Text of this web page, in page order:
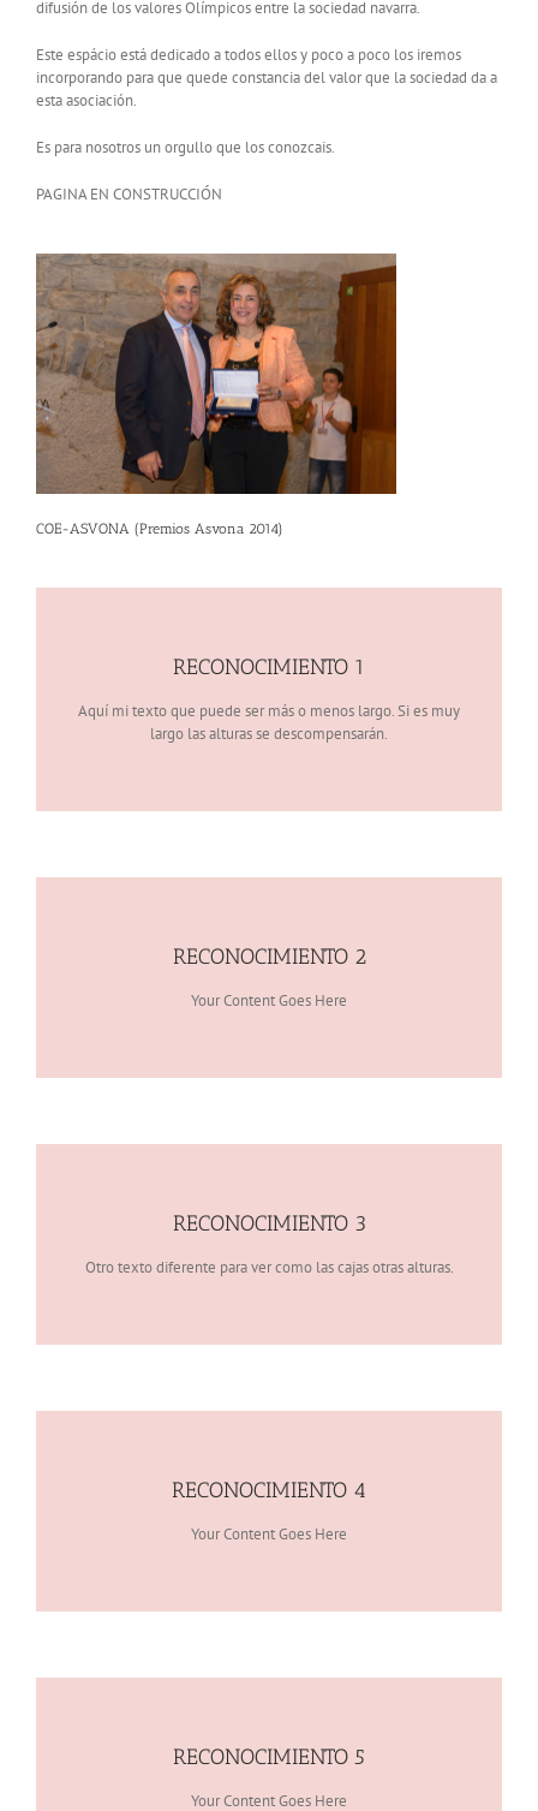
difusión de los valores Olímpicos entre la sociedad navarra.
Este espácio está dedicado a todos ellos y poco a poco los iremos
incorporando para que quede constancia del valor que la sociedad da a
esta asociación.
Es para nosotros un orgullo que los conozcais.
PAGINA EN CONSTRUCCIÓN
COE-ASVONA (Premios Asvona 2014)
RECONOCIMIENTO 1
Aquí mi texto que puede ser más o menos largo. Si es muy
largo las alturas se descompensarán.
RECONOCIMIENTO 2
Your Content Goes Here
RECONOCIMIENTO 3
Otro texto diferente para ver como las cajas otras alturas.
RECONOCIMIENTO 4
Your Content Goes Here
RECONOCIMIENTO 5
Your Content Goes Here